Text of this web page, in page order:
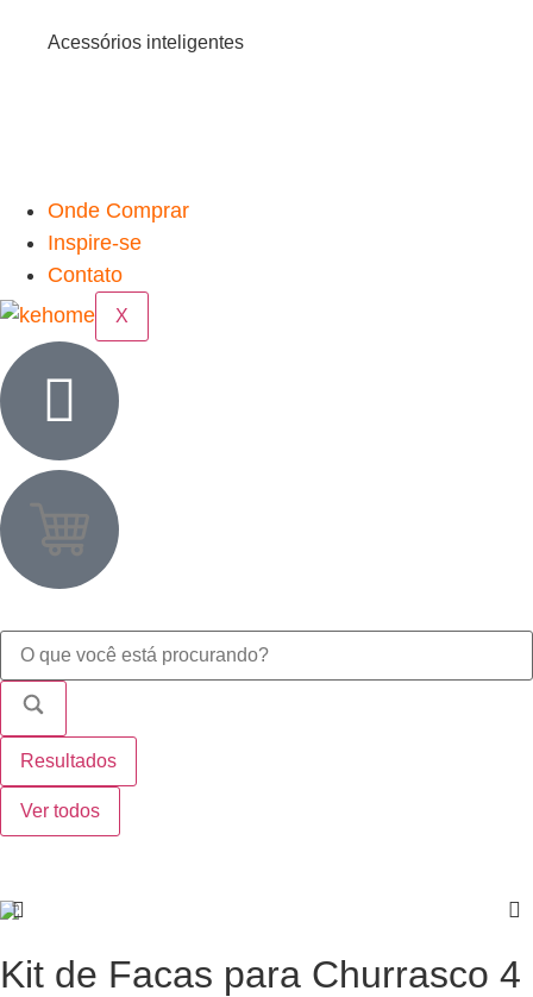
Acessórios inteligentes
Onde Comprar
Inspire-se
Contato
X
Resultados
Ver todos
Kit de Facas para Churrasco 4